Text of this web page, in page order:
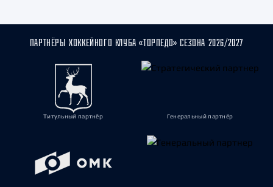
ПАРТНЁРЫ ХОККЕЙНОГО КЛУБА «ТОРПЕДО» СЕЗОНА 2026/2027
Титульный партнёр Генеральный партнёр